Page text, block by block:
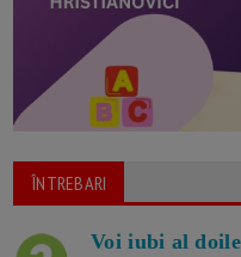
ÎNTREBARI
Voi iubi al